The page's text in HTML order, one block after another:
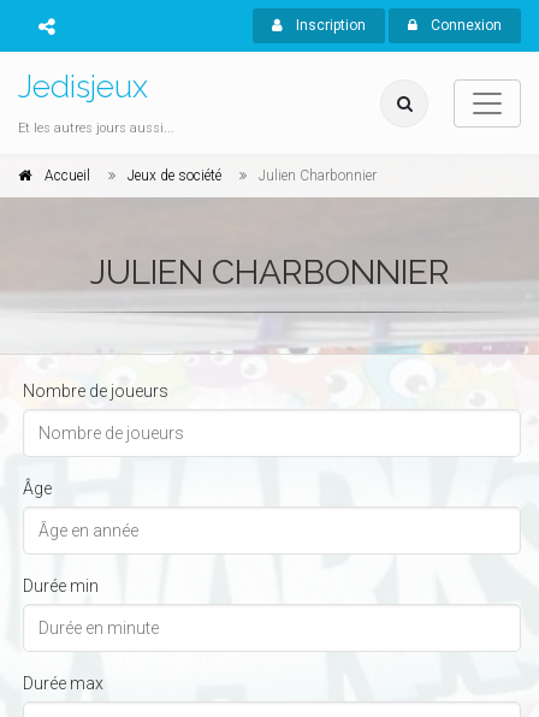
Inscription Connexion
Jedisjeux
Et les autres jours aussi...
Accueil Jeux de société Julien Charbonnier
JULIEN CHARBONNIER
Nombre de joueurs
Âge
Durée min
Durée max